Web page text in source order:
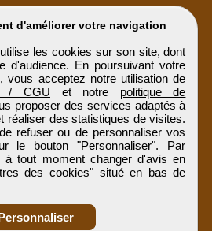
d'améliorer votre navigation
les cookies sur son site, dont
d'audience. En poursuivant votre
vous acceptez notre utilisation de
/ CGU et notre politique de
proposer des services adaptés à
réaliser des statistiques de visites.
refuser ou de personnaliser vos
le bouton "Personnaliser". Par
à tout moment changer d'avis en
des cookies" situé en bas de